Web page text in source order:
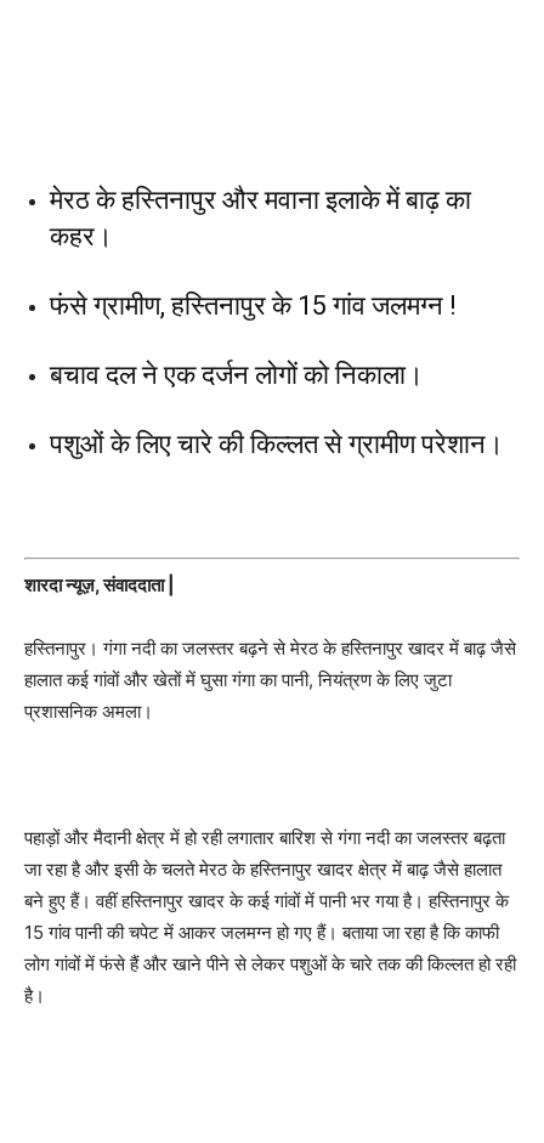
मेरठ के हस्तिनापुर और मवाना इलाके में बाढ़ का
कहर।
फंसे ग्रामीण, हस्तिनापुर के 15 गांव जलमग्न !
बचाव दल ने एक दर्जन लोगों को निकाला।
पशुओं के लिए चारे की किल्लत से ग्रामीण परेशान।
शारदा न्यूज़, संवाददाता |
हस्तिनापुर। गंगा नदी का जलस्तर बढ़ने से मेरठ के हस्तिनापुर खादर में बाढ़ जैसे
हालात कई गांवों और खेतों में घुसा गंगा का पानी, नियंत्रण के लिए जुटा
प्रशासनिक अमला।
पहाड़ों और मैदानी क्षेत्र में हो रही लगातार बारिश से गंगा नदी का जलस्तर बढ़ता
जा रहा है और इसी के चलते मेरठ के हस्तिनापुर खादर क्षेत्र में बाढ़ जैसे हालात
बने हुए हैं। वहीं हस्तिनापुर खादर के कई गांवों में पानी भर गया है। हस्तिनापुर के
15 गांव पानी की चपेट में आकर जलमग्न हो गए हैं। बताया जा रहा है कि काफी
लोग गांवों में फंसे हैं और खाने पीने से लेकर पशुओं के चारे तक की किल्लत हो रही
है।